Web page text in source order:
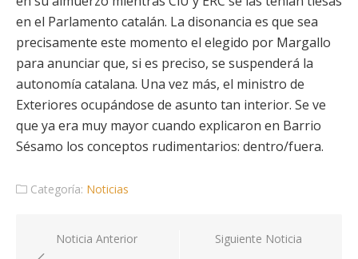
en el Parlamento catalán. La disonancia es que sea
precisamente este momento el elegido por Margallo
para anunciar que, si es preciso, se suspenderá la
autonomía catalana. Una vez más, el ministro de
Exteriores ocupándose de asunto tan interior. Se ve
que ya era muy mayor cuando explicaron en Barrio
Sésamo los conceptos rudimentarios: dentro/fuera.
Categoría: Noticias
Navegación
Noticia Anterior Siguiente Noticia